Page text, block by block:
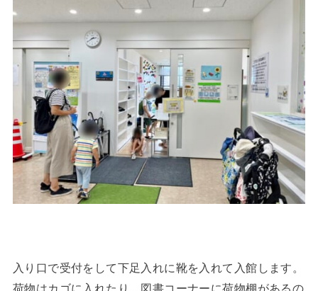
入り口で受付をして下足入れに靴を入れて入館します。